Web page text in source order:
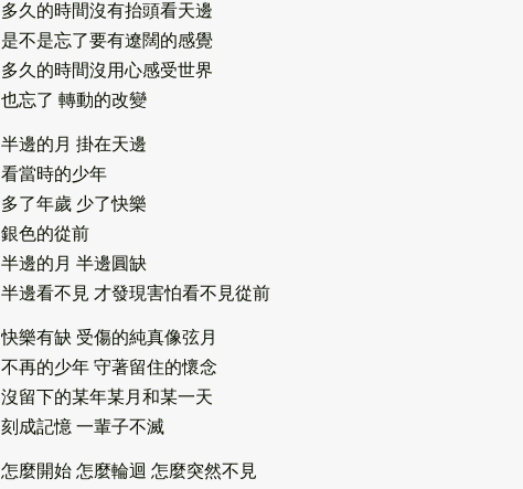
多久的時間沒有抬頭看天邊
是不是忘了要有遼闊的感覺
多久的時間沒用心感受世界
也忘了 轉動的改變
半邊的月 掛在天邊
看當時的少年
多了年歲 少了快樂
銀色的從前
半邊的月 半邊圓缺
半邊看不見 才發現害怕看不見從前
快樂有缺 受傷的純真像弦月
不再的少年 守著留住的懷念
沒留下的某年某月和某一天
刻成記憶 一輩子不滅
怎麼開始 怎麼輪迴 怎麼突然不見